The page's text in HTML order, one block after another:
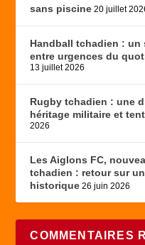
sans piscine 20 juillet
Handball tchadien :
entre urgences du
13 juillet 2026
Rugby tchadien : une
héritage militaire et
2026
Les Aiglons FC,
tchadien : retour sur
historique 26 juin 2026
COMMENTAIRES